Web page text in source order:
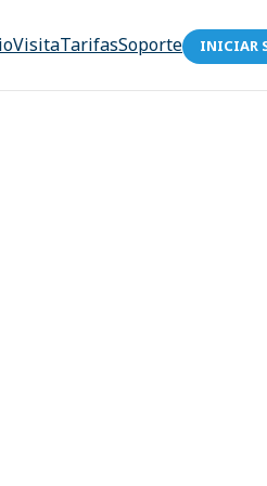
VisitaTarifasSoporte INICIAR